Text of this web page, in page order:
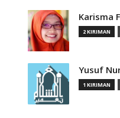
Karisma
2 KIRIMAN
Yusuf
1 KIRIMAN